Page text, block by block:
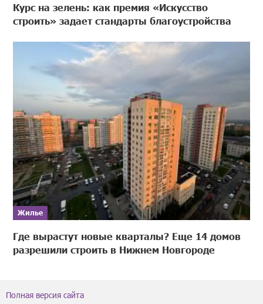
Курс на зелень: как премия «Искусство
строить» задает стандарты благоустройства
Жилье
Где вырастут новые кварталы? Еще 14 домов
разрешили строить в Нижнем Новгороде
Полная версия сайта